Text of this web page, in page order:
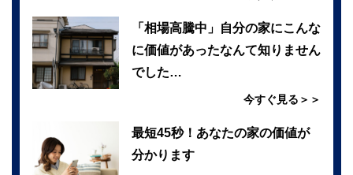
「相場高騰中」自分の家にこんな
に価値があったなんて知りません
でした…
今すぐ見る＞＞
最短45秒！あなたの家の価値が
分かります